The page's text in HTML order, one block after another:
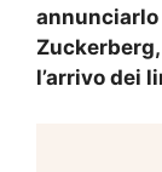
l’arrivo dei